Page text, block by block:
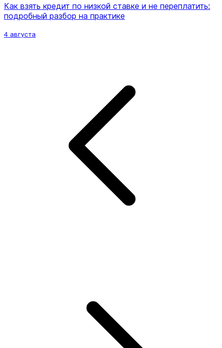
Как взять кредит по низкой ставке и не переплатить:
подробный разбор на практике
4 августа